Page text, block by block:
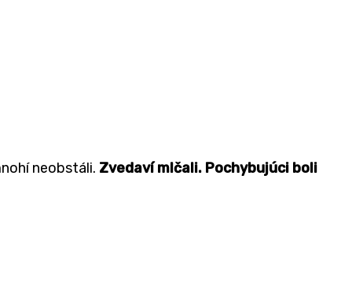
neobstáli. Zvedaví mlčali. Pochybujúci boli